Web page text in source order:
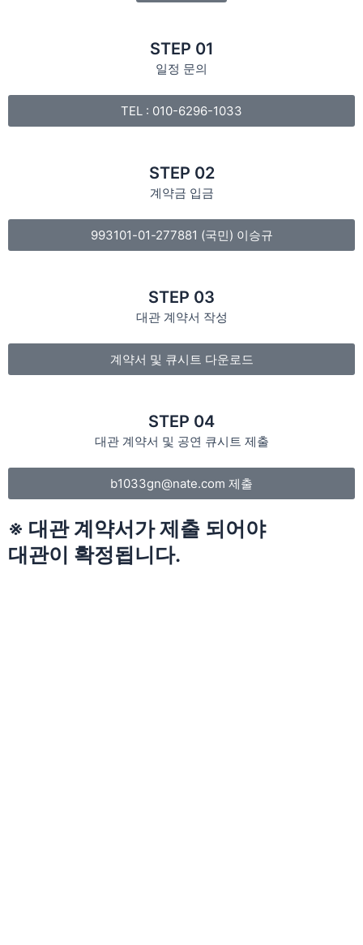
STEP 01
일정 문의
TEL : 010-6296-1033
STEP 02
계약금 입금
993101-01-277881 (국민) 이승규
STEP 03
대관 계약서 작성
계약서 및 큐시트 다운로드
STEP 04
대관 계약서 및 공연 큐시트 제출
b1033gn@nate.com 제출
※ 대관 계약서가 제출 되어야
대관이 확정됩니다.